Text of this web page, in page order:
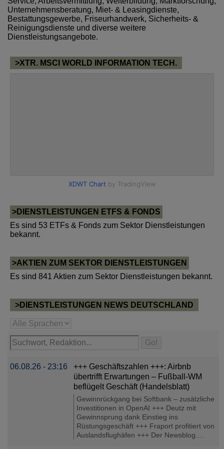
Unternehmensberatung, Miet- & Leasingdienste,
Bestattungsgewerbe, Friseurhandwerk, Sicherheits- &
Reinigungsdienste und diverse weitere
Dienstleistungsangebote.
>XTR. MSCI WORLD INFORMATION TECH.
>DIENSTLEISTUNGEN ETFS & FONDS
Es sind 53 ETFs & Fonds zum Sektor Dienstleistungen
bekannt.
>AKTIEN ZUM SEKTOR DIENSTLEISTUNGEN
Es sind 841 Aktien zum Sektor Dienstleistungen bekannt.
>DIENSTLEISTUNGEN NEWS DEUTSCHLAND
06.08.26 - 23:16
+++ Geschäftszahlen +++: Airbnb
übertrifft Erwartungen – Fußball-WM
beflügelt Geschäft (Handelsblatt)
Gewinnrückgang bei Softbank – zusätzliche
Investitionen in OpenAI +++ Deutz mit
Gewinnsprung dank Einstieg ins
Rüstungsgeschäft +++ Fraport profitiert von
Auslandsflughäfen +++ Der Newsblog....